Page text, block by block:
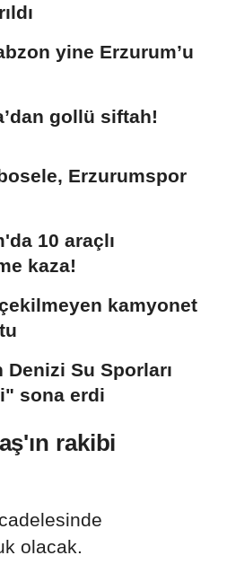
yine Erzurum’u
gollü siftah!
Erzurumspor
10 araçlı
kaza!
kamyonet
Denizi Su Sporları
sona erdi
rakibi
olacak.